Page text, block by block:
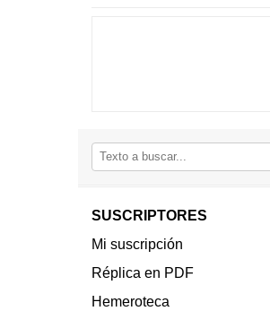
SUSCRIPTORES
Mi suscripción
Réplica en PDF
Hemeroteca